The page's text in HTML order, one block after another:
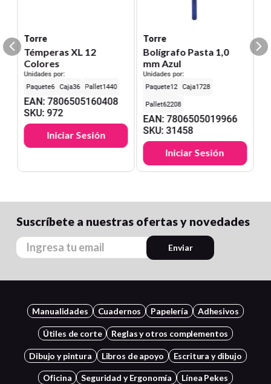
Torre
Témperas XL 12
Colores
Unidades por:
6
36 1440
EAN:7806505160408
SKU:972
Iniciar Sesión
Torre
Bolígrafo Pasta 1,0
mm Azul
Unidades por:
12
1728
62208
EAN:7806505019966
SKU:31458
Iniciar Sesión
Suscríbete a nuestras ofertas y novedades
Enviar
Manualidades Cuadernos Papelería Adhesivos
Útiles de corte Reglas y otros complementos
Dibujo y pintura Libros de apoyo Escritura y dibujo
Oficina Seguridad y Ergonomía Línea Pekes